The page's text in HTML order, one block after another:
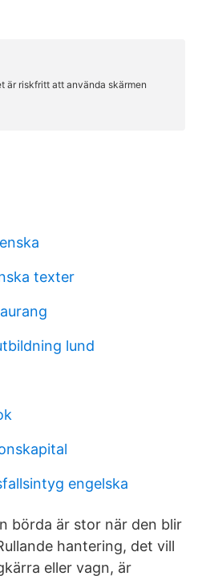
texter
lund
engelska
börda är stor när den blir
hantering, det vill
eller vagn, är